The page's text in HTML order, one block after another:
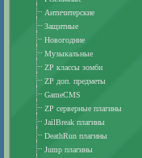
Античитерские
Защитные
Новогодние
Музыкальные
ZP классы зомби
ZP доп. предметы
GameCMS
ZP серверные плагины
JailBreak плагины
DeathRun плагины
Jump плагины